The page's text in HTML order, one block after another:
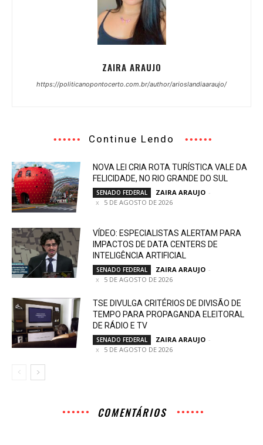
ZAIRA ARAUJO
https://politicanopontocerto.com.br/author/arioslandiaaraujo/
Continue Lendo
NOVA LEI CRIA ROTA TURÍSTICA VALE DA
FELICIDADE, NO RIO GRANDE DO SUL
SENADO FEDERAL ZAIRA ARAUJO -
5 DE AGOSTO DE 2026
VÍDEO: ESPECIALISTAS ALERTAM PARA
IMPACTOS DE DATA CENTERS DE
INTELIGÊNCIA ARTIFICIAL
SENADO FEDERAL ZAIRA ARAUJO -
5 DE AGOSTO DE 2026
TSE DIVULGA CRITÉRIOS DE DIVISÃO DE
TEMPO PARA PROPAGANDA ELEITORAL
DE RÁDIO E TV
SENADO FEDERAL ZAIRA ARAUJO -
5 DE AGOSTO DE 2026
COMENTÁRIOS